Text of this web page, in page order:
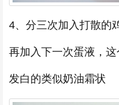
4、分三次加入打散的
再加入下一次蛋液，
发白的类似奶油霜状